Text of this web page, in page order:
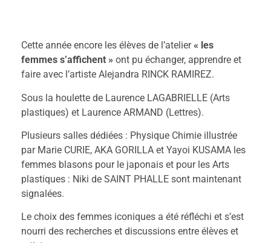
Cette année encore les élèves de l’atelier« les
femmes s’affichent » ont pu échanger, apprendre et
faire avec l’artiste Alejandra RINCK RAMIREZ.
Sous la houlette de Laurence LAGABRIELLE (Arts
plastiques) et Laurence ARMAND (Lettres).
Plusieurs salles dédiées : Physique Chimie illustrée
par Marie CURIE, AKA GORILLA et Yayoi KUSAMA les
femmes blasons pour le japonais et pour les Arts
plastiques : Niki de SAINT PHALLE sont maintenant
signalées.
Le choix des femmes iconiques a été réfléchi et s’est
nourri des recherches et discussions entre élèves et